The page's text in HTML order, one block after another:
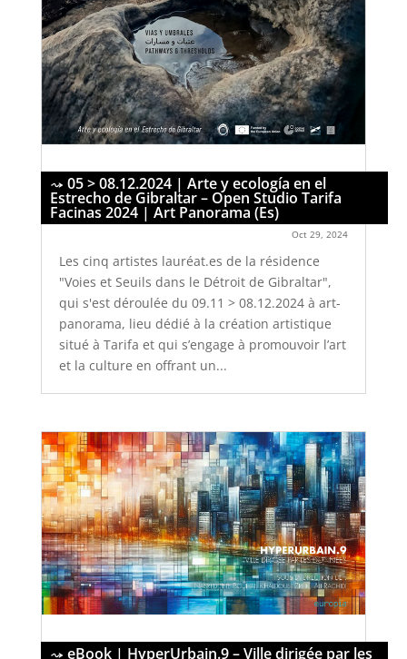
05 > 08.12.2024 | Arte y ecología en el
Estrecho de Gibraltar – Open Studio Tarifa
Facinas 2024 | Art Panorama (Es)
Oct 29, 2024
Les cinq artistes lauréat.es de la résidence
"Voies et Seuils dans le Détroit de Gibraltar",
qui s'est déroulée du 09.11 > 08.12.2024 à art-
panorama, lieu dédié à la création artistique
situé à Tarifa et qui s’engage à promouvoir l’art
et la culture en offrant un...
eBook | HyperUrbain.9 – Ville dirigée par les